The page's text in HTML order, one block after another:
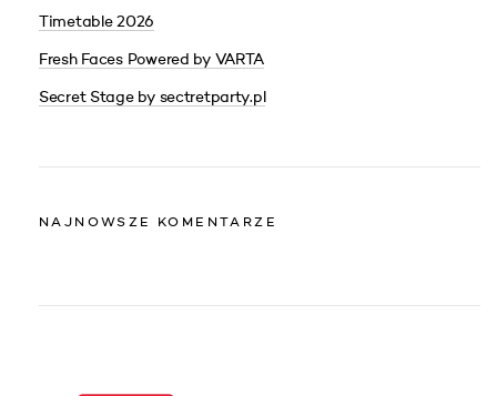
Timetable 2026
Fresh Faces Powered by VARTA
Secret Stage by sectretparty.pl
NAJNOWSZE KOMENTARZE